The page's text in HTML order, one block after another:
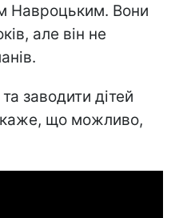
Навроцьким. Вони
але він не
заводити дітей
каже, що можливо,